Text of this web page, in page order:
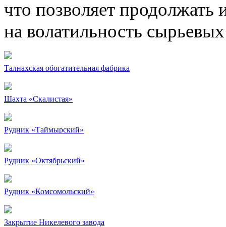
что позволяет продолжать
на волатильность
Талнахская обогатительная фабрика
Шахта «Скалистая»
Рудник «Таймырский»
Рудник «Октябрьский»
Рудник «Комсомольский»
Закрытие Никелевого завода